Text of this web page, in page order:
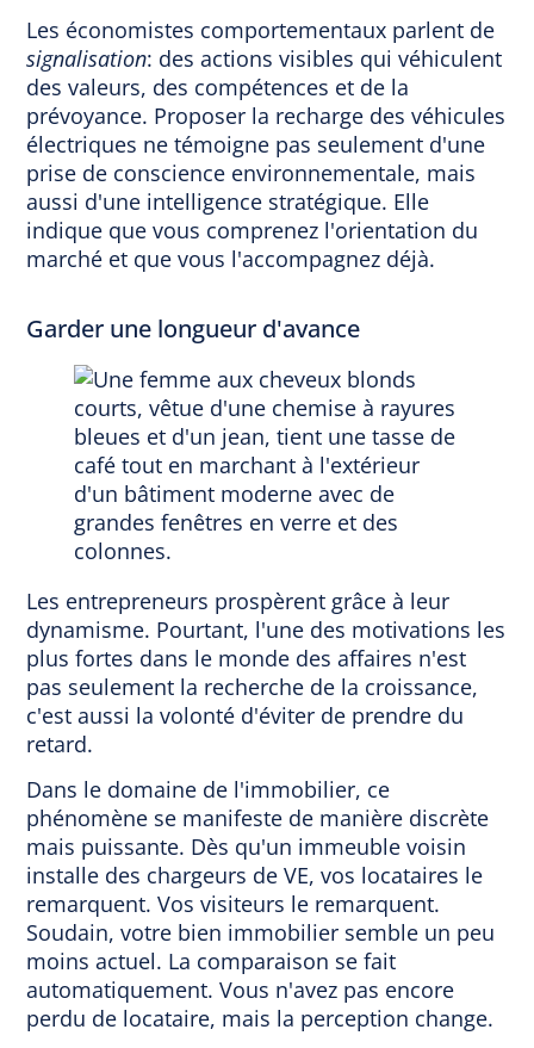
Les économistes comportementaux parlent de
signalisation: des actions visibles qui véhiculent
des valeurs, des compétences et de la
prévoyance. Proposer la recharge des véhicules
électriques ne témoigne pas seulement d'une
prise de conscience environnementale, mais
aussi d'une intelligence stratégique. Elle
indique que vous comprenez l'orientation du
marché et que vous l'accompagnez déjà.
Garder une longueur d'avance
Les entrepreneurs prospèrent grâce à leur
dynamisme. Pourtant, l'une des motivations les
plus fortes dans le monde des affaires n'est
pas seulement la recherche de la croissance,
c'est aussi la volonté d'éviter de prendre du
retard.
Dans le domaine de l'immobilier, ce
phénomène se manifeste de manière discrète
mais puissante. Dès qu'un immeuble voisin
installe des chargeurs de VE, vos locataires le
remarquent. Vos visiteurs le remarquent.
Soudain, votre bien immobilier semble un peu
moins actuel. La comparaison se fait
automatiquement. Vous n'avez pas encore
perdu de locataire, mais la perception change.